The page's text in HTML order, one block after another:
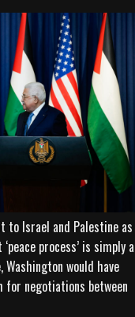
to Israel and Palestine as
process’ is simply a
would have
for negotiations between